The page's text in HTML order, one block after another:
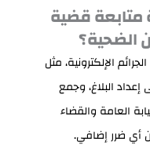
قضية
الضحية؟
الإلكترونية، مثل
إعداد البلاغ، وجمع
العامة والقضاء
أي ضرر إضافي.